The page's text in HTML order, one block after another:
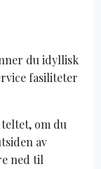
du idyllisk
fasiliteter
om du
av
ned til